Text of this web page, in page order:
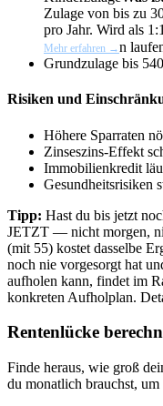
Zulage von bis zu
pro Jahr. Wird als
Mehr erfahren →n
Grundzulage bis
Risiken und
Höhere Sparraten
Zinseszins-Effekt
Immobilienkredit
Gesundheitsrisiken
Tipp: Hast du bis jetzt
JETZT — nicht morgen,
(mit 55) kostet dasselbe
noch nie vorgesorgt hat
aufholen kann, findet im
konkreten Aufholplan.
Rentenlücke
Finde heraus, wie groß
du monatlich brauchst,